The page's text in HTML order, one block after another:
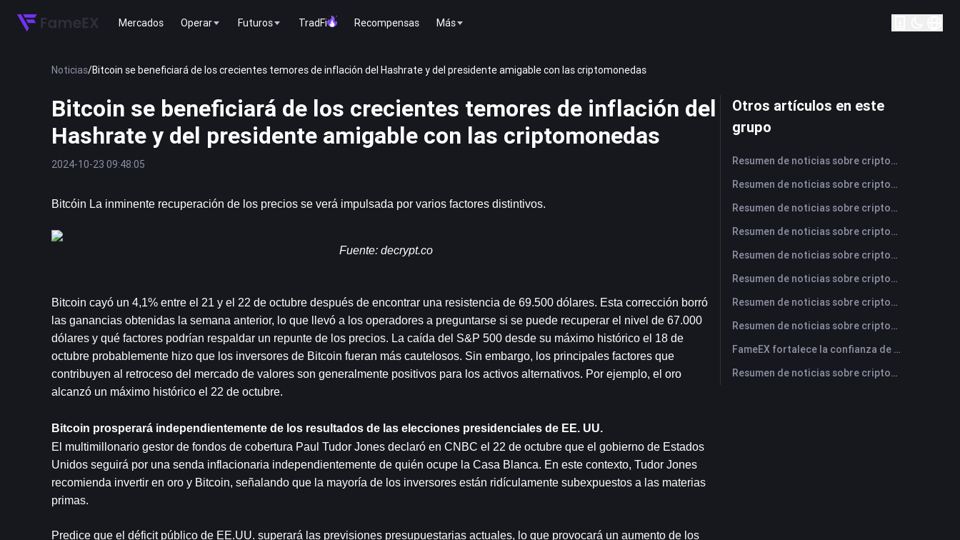
Mercados Operar Futuros TradFi Recompensas Más
Noticias/Bitcoin se beneficiará de los crecientes temores de inflación del Hashrate y del presidente amigable con las criptomonedas
Bitcoin se beneficiará de los crecientes temores de inflación del
Hashrate y del presidente amigable con las criptomonedas
2024-10-23 09:48:05
Bitcóin La inminente recuperación de los precios se verá impulsada por varios factores distintivos.
Fuente: decrypt.co
Bitcoin cayó un 4,1% entre el 21 y el 22 de octubre después de encontrar una resistencia de 69.500 dólares. Esta corrección borró
las ganancias obtenidas la semana anterior, lo que llevó a los operadores a preguntarse si se puede recuperar el nivel de 67.000
dólares y qué factores podrían respaldar un repunte de los precios. La caída del S&P 500 desde su máximo histórico el 18 de
octubre probablemente hizo que los inversores de Bitcoin fueran más cautelosos. Sin embargo, los principales factores que
contribuyen al retroceso del mercado de valores son generalmente positivos para los activos alternativos. Por ejemplo, el oro
alcanzó un máximo histórico el 22 de octubre.
Bitcoin prosperará independientemente de los resultados de las elecciones presidenciales de EE. UU.
El multimillonario gestor de fondos de cobertura Paul Tudor Jones declaró en CNBC el 22 de octubre que el gobierno de Estados
Unidos seguirá por una senda inflacionaria independientemente de quién ocupe la Casa Blanca. En este contexto, Tudor Jones
recomienda invertir en oro y Bitcoin, señalando que la mayoría de los inversores están ridículamente subexpuestos a las materias
primas.
Predice que el déficit público de EE.UU. superará las previsiones presupuestarias actuales, lo que provocará un aumento de los
Otros artículos en este
grupo
Resumen de noticias sobre criptomonedas de FameEX de hoy | 7 de agosto de 2026
Resumen de noticias sobre criptomonedas de FameEX de hoy | 6 de agosto de 2026
Resumen de noticias sobre criptomonedas de FameEX de hoy | 5 de agosto de 2026
Resumen de noticias sobre criptomonedas de FameEX de hoy | 4 de agosto de 2026
Resumen de noticias sobre criptomonedas de FameEX de hoy | 3 de agosto de 2026
Resumen de noticias sobre criptomonedas de FameEX de hoy | 31 de julio de 2026
Resumen de noticias sobre criptomonedas de FameEX de hoy | 30 de julio de 2026
Resumen de noticias sobre criptomonedas de FameEX de hoy | 29 de julio de 2026
FameEX fortalece la confianza de los usuarios a través de ocho años de operaciones estables y crecimiento global
Resumen de noticias sobre criptomonedas de FameEX de hoy | 28 de julio de 2026